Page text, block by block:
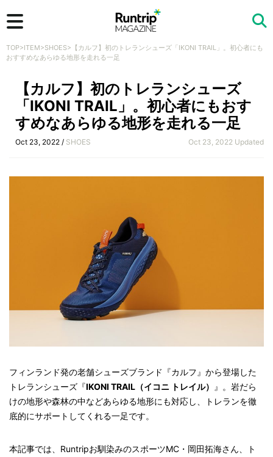
検索
TOP>ITEM>SHOES> 【カルフ】初のトレランシューズ「IKONI TRAIL」。初心者にも
おすすめなあらゆる地形を走れる一足
【カルフ】初のトレランシューズ
「IKONI TRAIL」。初心者にもおす
すめなあらゆる地形を走れる一足
Oct 23, 2022 / SHOES Oct 23, 2022 Updated
フィンランド発の老舗シューズブランド『カルフ』から登場した
トレランシューズ『IKONI TRAIL（イコニ トレイル）
』。岩だら
けの地形や森林の中などあらゆる地形にも対応し、トレランを徹
底的にサポートしてくれる一足です。
本記事では、Runtripお馴染みのスポーツMC・ 岡田拓海さん、ト